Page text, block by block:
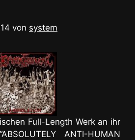
von system
Full-Length Werk an ihr
ANTI-HUMAN